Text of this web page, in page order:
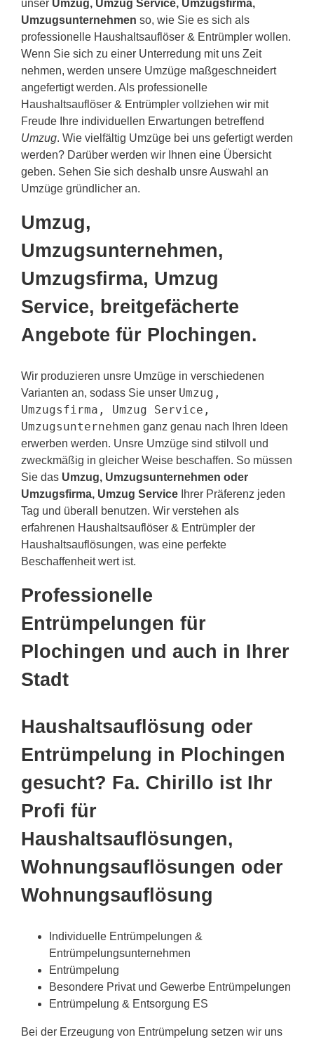
unser Umzug, Umzug Service, Umzugsfirma,
Umzugsunternehmen so, wie Sie es sich als
professionelle Haushaltsauflöser & Entrümpler wollen.
Wenn Sie sich zu einer Unterredung mit uns Zeit
nehmen, werden unsere Umzüge maßgeschneidert
angefertigt werden. Als professionelle
Haushaltsauflöser & Entrümpler vollziehen wir mit
Freude Ihre individuellen Erwartungen betreffend
Umzug. Wie vielfältig Umzüge bei uns gefertigt werden
werden? Darüber werden wir Ihnen eine Übersicht
geben. Sehen Sie sich deshalb unsre Auswahl an
Umzüge gründlicher an.
Umzug,
Umzugsunternehmen,
Umzugsfirma, Umzug
Service, breitgefächerte
Angebote für Plochingen.
Wir produzieren unsre Umzüge in verschiedenen
Varianten an, sodass Sie unser Umzug,
Umzugsfirma, Umzug Service,
Umzugsunternehmen ganz genau nach Ihren Ideen
erwerben werden. Unsre Umzüge sind stilvoll und
zweckmäßig in gleicher Weise beschaffen. So müssen
Sie das Umzug, Umzugsunternehmen oder
Umzugsfirma, Umzug Service Ihrer Präferenz jeden
Tag und überall benutzen. Wir verstehen als
erfahrenen Haushaltsauflöser & Entrümpler der
Haushaltsauflösungen, was eine perfekte
Beschaffenheit wert ist.
Professionelle
Entrümpelungen für
Plochingen und auch in Ihrer
Stadt
Haushaltsauflösung oder
Entrümpelung in Plochingen
gesucht? Fa. Chirillo ist Ihr
Profi für
Haushaltsauflösungen,
Wohnungsauflösungen oder
Wohnungsauflösung
Individuelle Entrümpelungen &
Entrümpelungsunternehmen
Entrümpelung
Besondere Privat und Gewerbe Entrümpelungen
Entrümpelung & Entsorgung ES
Bei der Erzeugung von Entrümpelung setzen wir uns